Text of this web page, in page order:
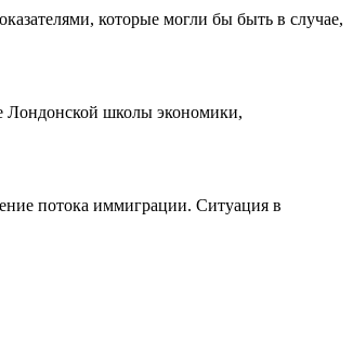
которые могли бы быть в случае,
Лондонской школы экономики,
потока иммиграции. Ситуация в